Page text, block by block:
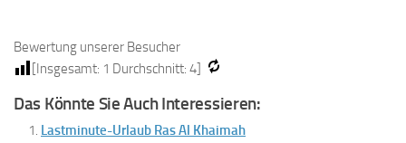
Bewertung unserer Besucher
[Insgesamt: 1 Durchschnitt: 4]
Das Könnte Sie Auch Interessieren:
Lastminute-Urlaub Ras Al Khaimah